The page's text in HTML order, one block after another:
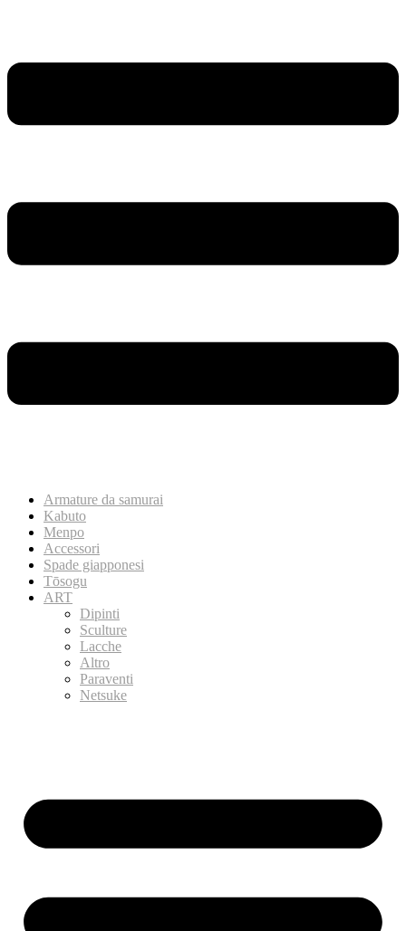
Armature da samurai
Kabuto
Menpo
Accessori
Spade giapponesi
Tōsogu
ART
Dipinti
Sculture
Lacche
Altro
Paraventi
Netsuke